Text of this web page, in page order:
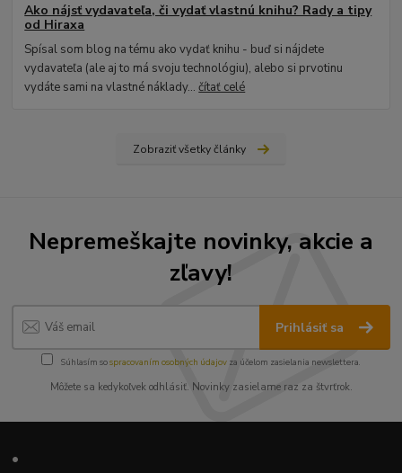
Ako nájsť vydavateľa, či vydať vlastnú knihu? Rady a tipy
od Hiraxa
Spísal som blog na tému ako vydať knihu - buď si nájdete
vydavateľa (ale aj to má svoju technológiu), alebo si prvotinu
vydáte sami na vlastné náklady...čítať celé
Zobraziť všetky články
Nepremeškajte novinky, akcie a
zľavy!
Prihlásiť sa
Súhlasím sospracovaním osobných údajov za účelom zasielania newslettera.
Môžete sa kedykoľvek odhlásiť. Novinky zasielame raz za štvrťrok.
•